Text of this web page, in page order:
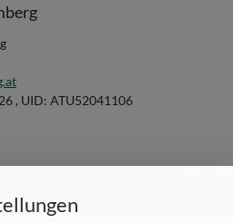
, UID: ATU52041106